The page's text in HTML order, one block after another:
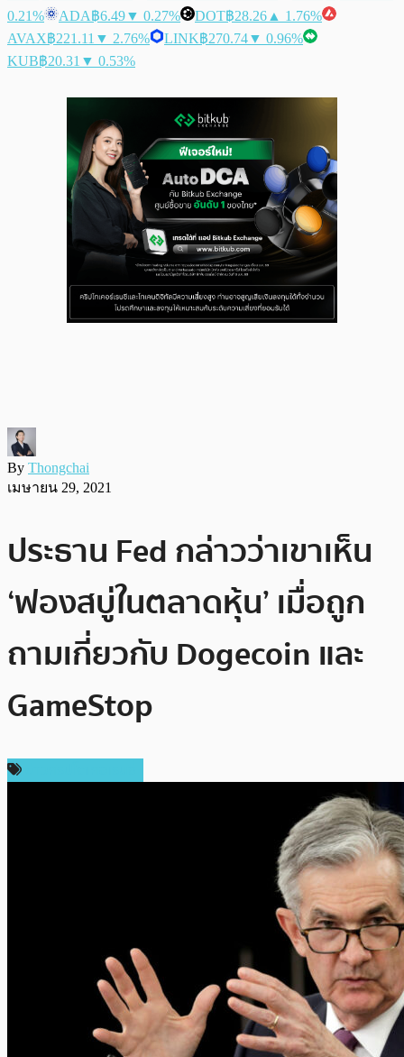
0.21%
ADA฿6.49▼ 0.27% DOT฿28.26 ▲ 1.76%
AVAX฿221.11 ▼ 2.76% LINK฿270.74▼ 0.96%
KUB฿20.31 ▼ 0.53%
By Thongchai
เมษายน 29, 2021
ประธาน Fed กล่าวว่าเขาเห็น
‘ฟองสบู่ในตลาดหุ้น’ เมื่อถูก
ถามเกี่ยวกับ Dogecoin และ
GameStop